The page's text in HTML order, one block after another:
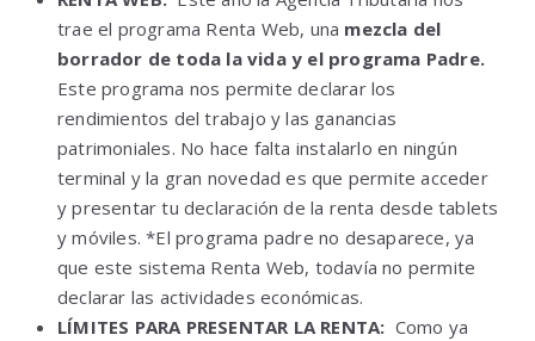
trae el programa Renta Web, una mezcla del
borrador de toda la vida y el programa Padre.
Este programa nos permite declarar los
rendimientos del trabajo y las ganancias
patrimoniales. No hace falta instalarlo en ningún
terminal y la gran novedad es que permite acceder
y presentar tu declaración de la renta desde tablets
y móviles. *El programa padre no desaparece, ya
que este sistema Renta Web, todavía no permite
declarar las actividades económicas.
LÍMITES PARA PRESENTAR LA RENTA: Como ya